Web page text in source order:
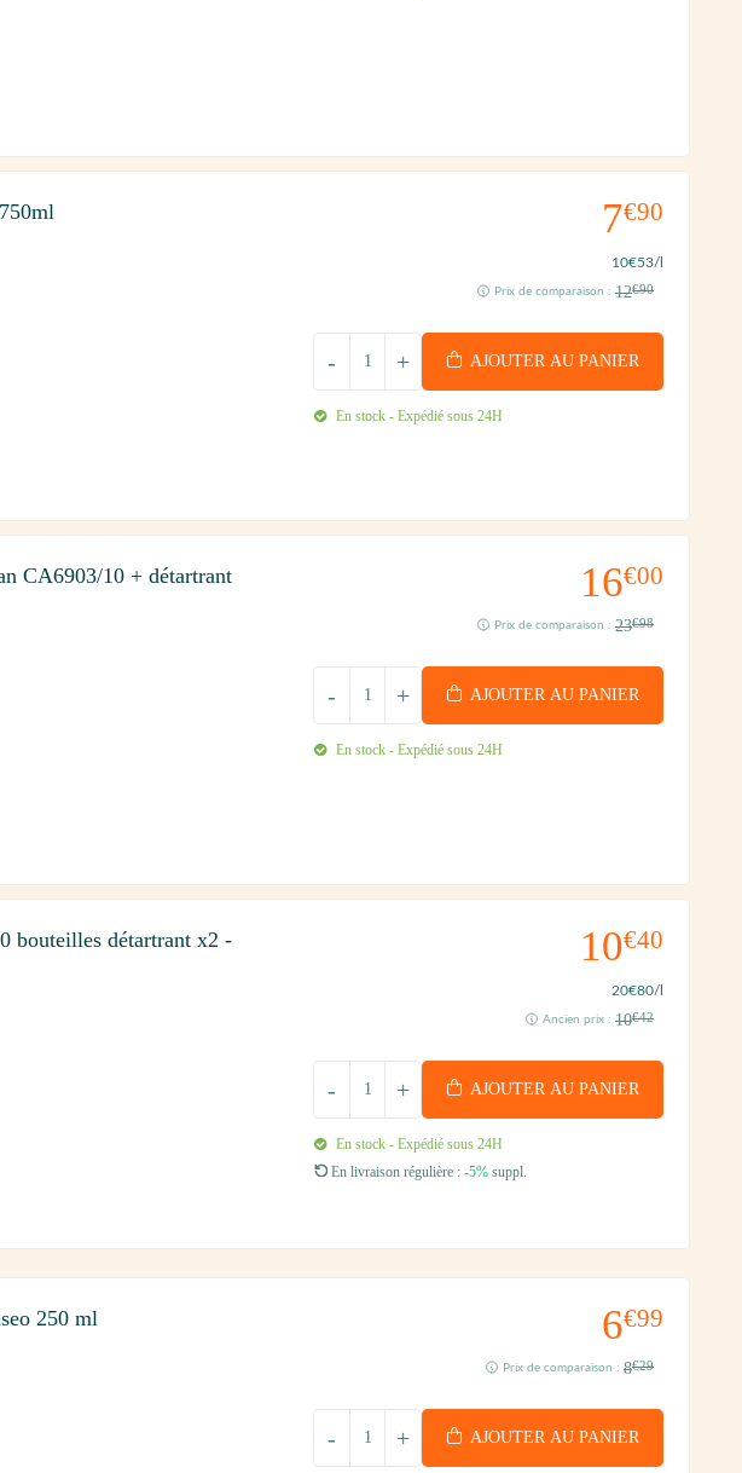
7€90
10€53/l
Prix de comparaison : 12€90
+
- AJOUTER AU PANIER
En stock - Expédié sous 24H
CA6903/10 + détartrant
16€00
Prix de comparaison : 23€98
+
- AJOUTER AU PANIER
En stock - Expédié sous 24H
bouteilles détartrant x2 -
10€40
20€80/l
Ancien prix : 10€42
+
- AJOUTER AU PANIER
En stock - Expédié sous 24H
En livraison régulière : -5% suppl.
250 ml 6€99
Prix de comparaison : 8€29
+
- AJOUTER AU PANIER